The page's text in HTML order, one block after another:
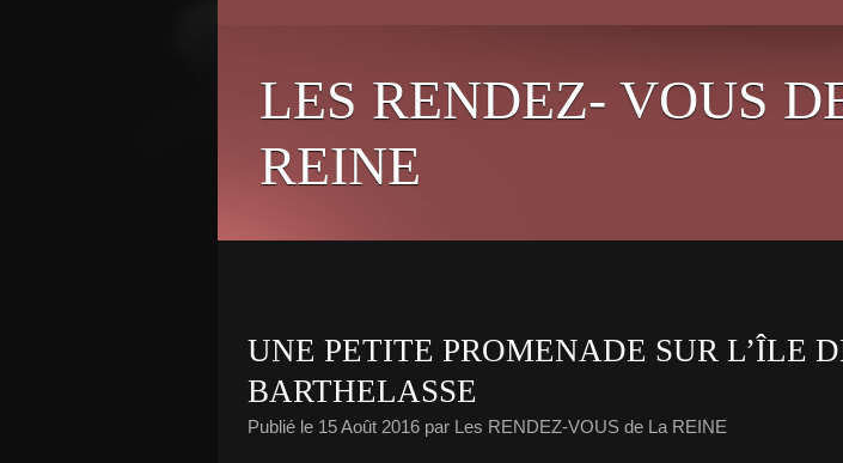
LES RENDEZ- VOUS
REINE
UNE PETITE PROMENADE SUR L’ÎLE
BARTHELASSE
Publié le 15 Août 2016 par Les RENDEZ-VOUS de La REINE